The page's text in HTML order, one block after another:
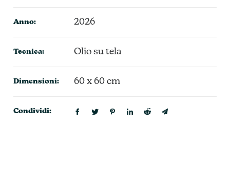
Anno: 2026
Tecnica: Olio su tela
Dimensioni: 60 x 60 cm
Condividi: